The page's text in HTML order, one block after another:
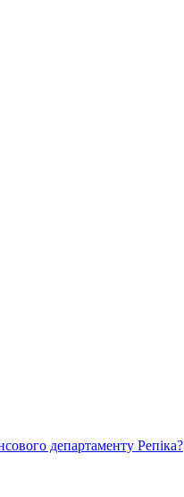
департаменту Репіка?